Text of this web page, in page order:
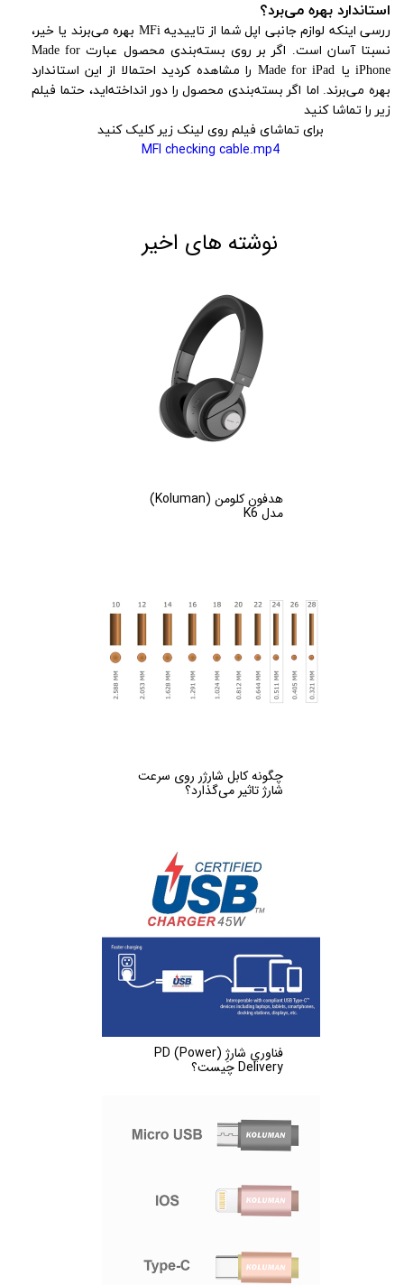
استاندارد بهره می‌برد؟
ررسی اینکه لوازم جانبی اپل شما از تاییدیه MFi بهره می‌برند یا خیر،
نسبتا آسان است. اگر بر روی بسته‌بندی محصول عبارت Made for
iPhone یا Made for iPad را مشاهده کردید احتمالا از این استاندارد
بهره می‌برند. اما اگر بسته‌بندی محصول را دور انداخته‌اید، حتما فیلم
زیر را تماشا کنید
برای تماشای فیلم روی لینک زیر کلیک کنید
MFI checking cable.mp4
نوشته های اخیر
هدفون کلومن (Koluman)
مدل K6
چگونه کابل شارژر روی سرعت
شارژ تاثیر می‌گذارد؟
فناوریِ شارژِ (PD (Power
Delivery چیست؟